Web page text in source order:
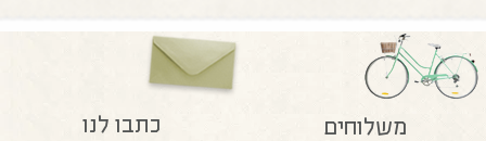
משלוחים כתבו לנו